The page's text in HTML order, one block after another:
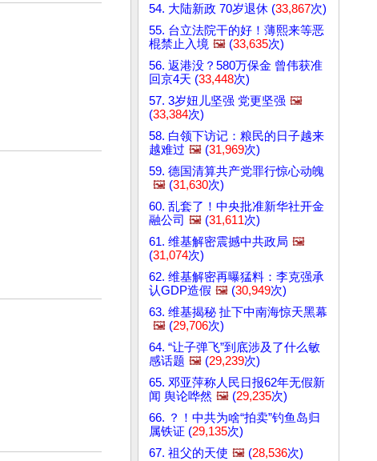
54. 大陆新政 70岁退休 (33,867次)
55. 台立法院干的好！薄熙来等恶
棍禁止入境 🖼️ (33,635次)
56. 返港没？580万保金 曾伟获准
回京4天 (33,448次)
57. 3岁妞儿坚强 党更坚强 🖼️
(33,384次)
58. 白领下访记：粮民的日子越来
越难过 🖼️ (31,969次)
59. 德国清算共产党罪行惊心动魄
🖼️ (31,630次)
60. 乱套了！中央批准新华社开金
融公司 🖼️ (31,611次)
61. 维基解密震撼中共政局 🖼️
(31,074次)
62. 维基解密再曝猛料：李克强承
认GDP造假 🖼️ (30,949次)
63. 维基揭秘 扯下中南海惊天黑幕
🖼️ (29,706次)
64. “让子弹飞”到底涉及了什么敏
感话题 🖼️ (29,239次)
65. 邓亚萍称人民日报62年无假新
闻 舆论哗然 🖼️ (29,235次)
66. ？！中共为啥“拍卖”钓鱼岛归
属铁证 (29,135次)
67. 祖父的天使 🖼️ (28,536次)